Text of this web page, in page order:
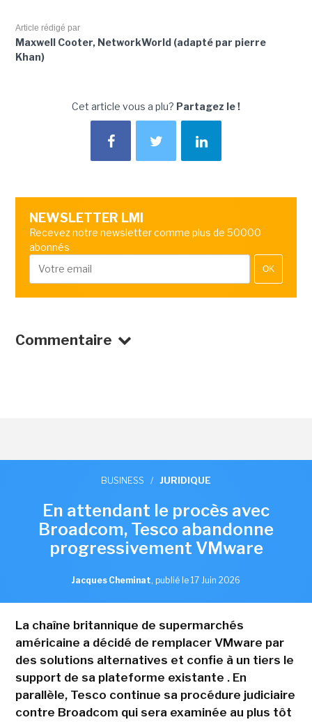
Article rédigé par
Maxwell Cooter, NetworkWorld (adapté par pierre
Khan)
Cet article vous a plu? Partagez le !
NEWSLETTER LMI
Recevez notre newsletter comme plus de 50000
abonnés
OK
Commentaire
BUSINESS / JURIDIQUE
En attendant le procès avec
Broadcom, Tesco abandonne
progressivement VMware
Jacques Cheminat, publié le 17 Juin 2026
La chaîne britannique de supermarchés
américaine a décidé de remplacer VMware par
des solutions alternatives et confie à un tiers le
support de sa plateforme existante . En
parallèle, Tesco continue sa procédure judiciaire
contre Broadcom qui sera examinée au plus tôt